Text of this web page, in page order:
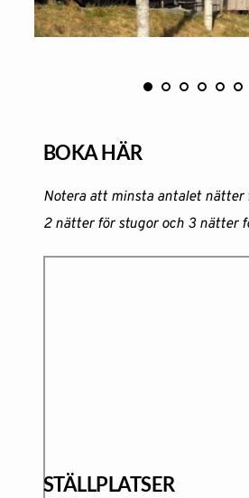
BOKA HÄR
Notera att minsta antalet nätter
2 nätter för stugor och 3 nätter
STÄLLPLATSER